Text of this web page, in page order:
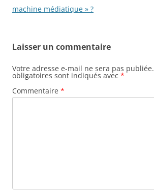
machine médiatique » ?
Laisser un commentaire
Votre adresse e-mail ne sera pas publiée.
obligatoires sont indiqués avec *
Commentaire *